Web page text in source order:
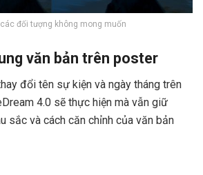
các đối tượng không mong muốn
văn bản trên poster
đổi tên sự kiện và ngày tháng trên
4.0 sẽ thực hiện mà vẫn giữ
sắc và cách căn chỉnh của văn bản